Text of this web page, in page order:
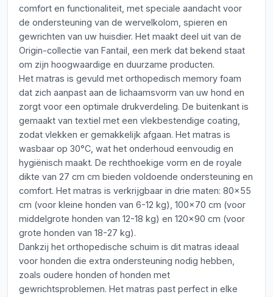
comfort en functionaliteit, met speciale aandacht voor
de ondersteuning van de wervelkolom, spieren en
gewrichten van uw huisdier. Het maakt deel uit van de
Origin-collectie van Fantail, een merk dat bekend staat
om zijn hoogwaardige en duurzame producten.
Het matras is gevuld met orthopedisch memory foam
dat zich aanpast aan de lichaamsvorm van uw hond en
zorgt voor een optimale drukverdeling. De buitenkant is
gemaakt van textiel met een vlekbestendige coating,
zodat vlekken er gemakkelijk afgaan. Het matras is
wasbaar op 30°C, wat het onderhoud eenvoudig en
hygiënisch maakt. De rechthoekige vorm en de royale
dikte van 27 cm cm bieden voldoende ondersteuning en
comfort. Het matras is verkrijgbaar in drie maten: 80x55
cm (voor kleine honden van 6-12 kg), 100x70 cm (voor
middelgrote honden van 12-18 kg) en 120x90 cm (voor
grote honden van 18-27 kg).
Dankzij het orthopedische schuim is dit matras ideaal
voor honden die extra ondersteuning nodig hebben,
zoals oudere honden of honden met
gewrichtsproblemen. Het matras past perfect in elke